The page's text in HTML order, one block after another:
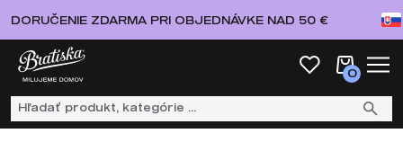
DORUČENIE ZDARMA PRI OBJEDNÁVKE NAD 50 €
0